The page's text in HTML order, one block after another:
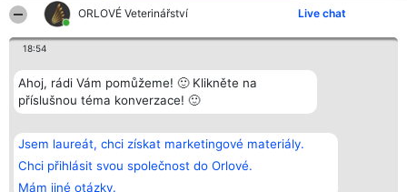
ORLOVÉ Veterinářství Live chat
18:54
Ahoj, rádi Vám pomůžeme! 🙂 Klikněte na
příslušnou téma konverzace! 🙂
Jsem laureát, chci získat marketingové materiály.
Chci přihlásit svou společnost do Orlové.
Mám jiné otázky.
Bright Side Solutions sp. z o.
o. sp. k.
ul. Ruska 22
Wrocław 50-079
KRS 0000749100 | Regon
Vítězové
Seznam všech
laureátů
Zásady
Kontakt